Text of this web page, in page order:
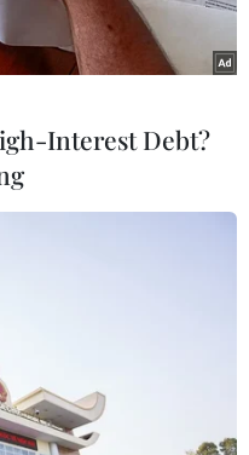
chỉ huy khủng
Interest Debt?